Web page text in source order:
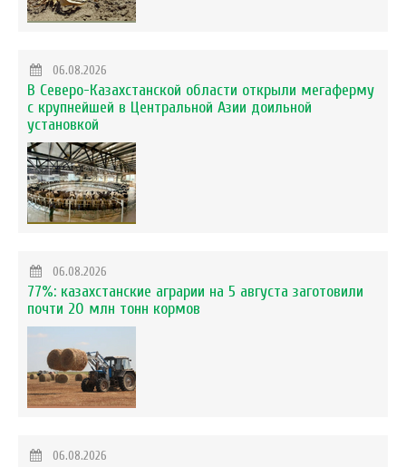
06.08.2026
В Северо-Казахстанской области открыли мегаферму
с крупнейшей в Центральной Азии доильной
установкой
06.08.2026
77%: казахстанские аграрии на 5 августа заготовили
почти 20 млн тонн кормов
06.08.2026